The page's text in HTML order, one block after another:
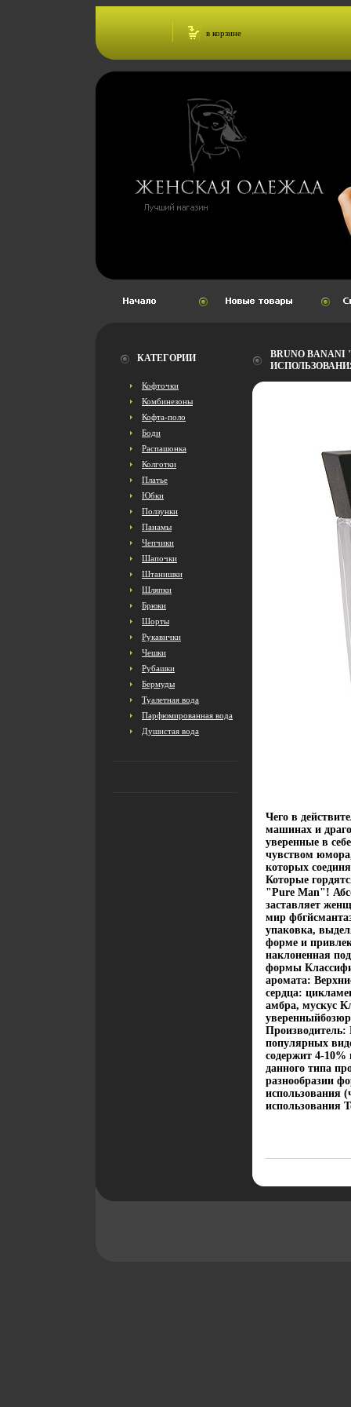
в корзине
КАТЕГОРИИ
Кофточки
Комбинезоны
Кофта-поло
Боди
Распашонка
Колготки
Платье
Юбки
Ползунки
Панамы
Чепчики
Шапочки
Штанишки
Шляпки
Брюки
Шорты
Рукавички
Чешки
Рубашки
Бермуды
Туалетная вода
Парфюмированная вода
Душистая вода
BRUNO
Чего в
машинах и
уверенные в
чувством
которых
Которые
"Pure Man"!
заставляет
мир
упаковка,
форме и
наклоненная
формы
аромата:
сердца:
амбра, мускус
Производитель:
популярных
содержит 4-10%
данного типа
разнообразии
использования
использования